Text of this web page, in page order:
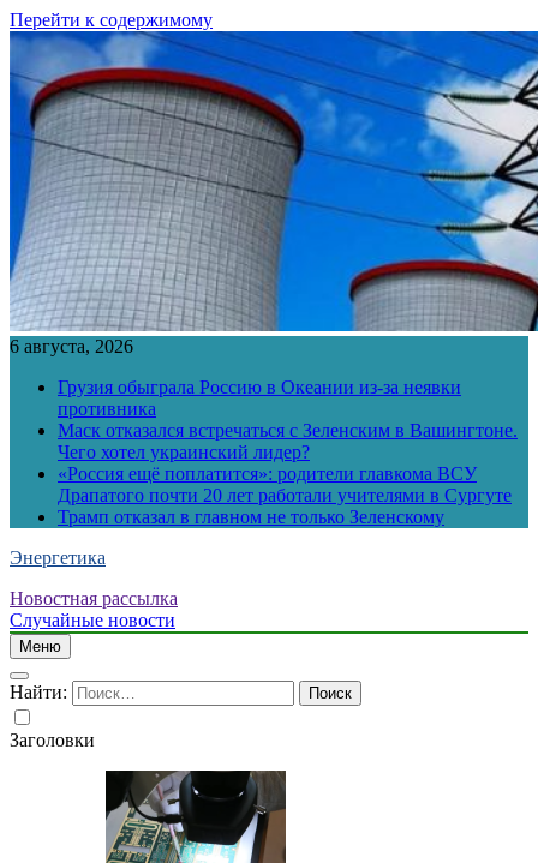
Перейти к содержимому
6 августа, 2026
Грузия обыграла Россию в Океании из-за неявки
противника
Маск отказался встречаться с Зеленским в Вашингтоне.
Чего хотел украинский лидер?
«Россия ещё поплатится»: родители главкома ВСУ
Драпатого почти 20 лет работали учителями в Сургуте
Трамп отказал в главном не только Зеленскому
Энергетика
Новостная рассылка
Случайные новости
Меню
Найти:
Заголовки